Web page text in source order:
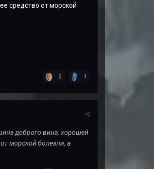
средство от морской
2 1
доброго вина, хорошей
морской болезни, а